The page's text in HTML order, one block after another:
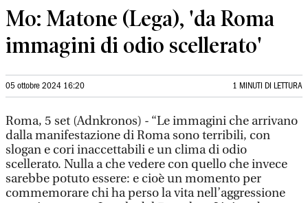
Mo: Matone (Lega), 'da Roma
immagini di odio scellerato'
05 ottobre 2024 16:20 1 MINUTI DI LETTURA
Roma, 5 set (Adnkronos) - “Le immagini che arrivano
dalla manifestazione di Roma sono terribili, con
slogan e cori inaccettabili e un clima di odio
scellerato. Nulla a che vedere con quello che invece
sarebbe potuto essere: e cioè un momento per
commemorare chi ha perso la vita nell’aggressione